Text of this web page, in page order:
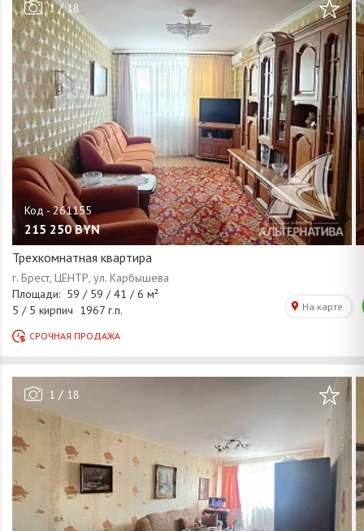
1/18
215 250 BYN
Трехкомнатная квартира
1 / 18